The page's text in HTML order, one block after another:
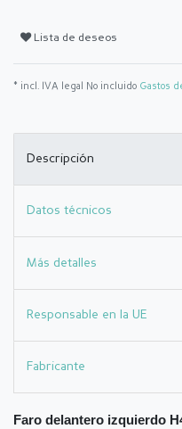
Lista de deseos
* incl. IVA legal No incluido Gastos
Descripción
Datos técnicos
Más detalles
Responsable en la UE
Fabricante
Faro delantero izquierdo